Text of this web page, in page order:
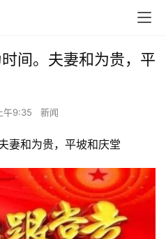
间。夫妻和为贵，平
午9:35 新闻
妻和为贵，平坡和庆堂